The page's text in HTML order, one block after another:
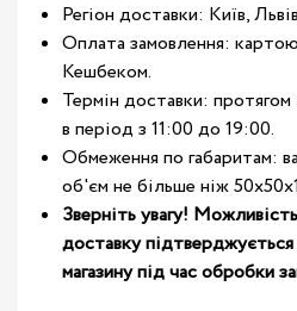
Регіон доставки: Київ,
Оплата замовлення:
Кешбеком.
Термін доставки:
в період з 11:00 до 19:00.
Обмеження по габаритам:
об'єм не більше ніж
Зверніть увагу!
доставку
магазину під час обробки